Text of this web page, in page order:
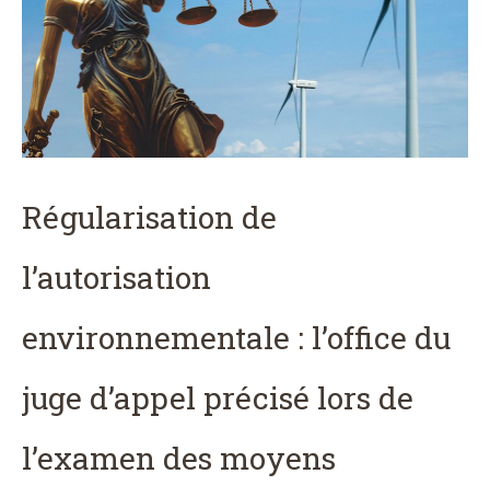
Régularisation de
l’autorisation
environnementale : l’office du
juge d’appel précisé lors de
l’examen des moyens